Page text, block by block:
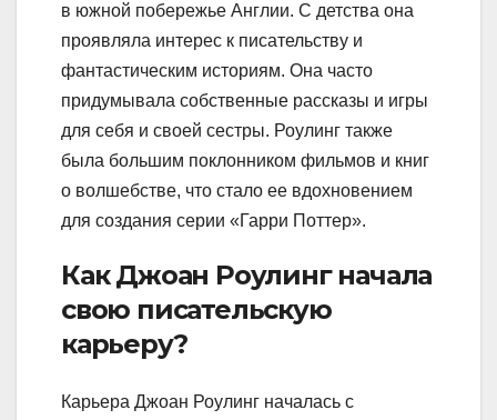
в южной побережье Англии. С детства она
проявляла интерес к писательству и
фантастическим историям. Она часто
придумывала собственные рассказы и игры
для себя и своей сестры. Роулинг также
была большим поклонником фильмов и книг
о волшебстве, что стало ее вдохновением
для создания серии «Гарри Поттер».
Как Джоан Роулинг начала
свою писательскую
карьеру?
Карьера Джоан Роулинг началась с